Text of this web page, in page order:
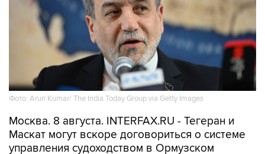
Фото: Arun Kumar/ The India Today Group via Getty Images
Москва. 8 августа. INTERFAX.RU - Тегеран и
управления судоходством в Ормузском
проливе, однако снятие блокады с него имеет
отношение не к этим переговорам, а к